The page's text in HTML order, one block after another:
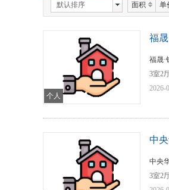
默认排序 面积 单
个人
福
福晟·
3室2
2026-
中
中央
3室2